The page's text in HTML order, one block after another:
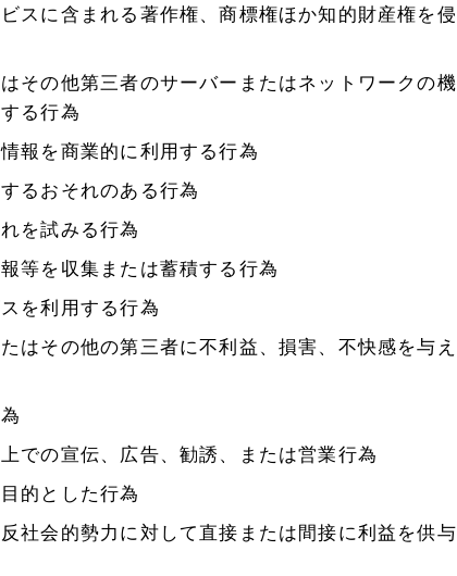
スに含まれる著作権、商標権ほか知的財産権を侵
その他第三者のサーバーまたはネットワークの機
る行為
報を商業的に利用する行為
るおそれのある行為
を試みる行為
等を収集または蓄積する行為
を利用する行為
はその他の第三者に不利益、損害、不快感を与え
での宣伝、広告、勧誘、または営業行為
的とした行為
社会的勢力に対して直接または間接に利益を供与